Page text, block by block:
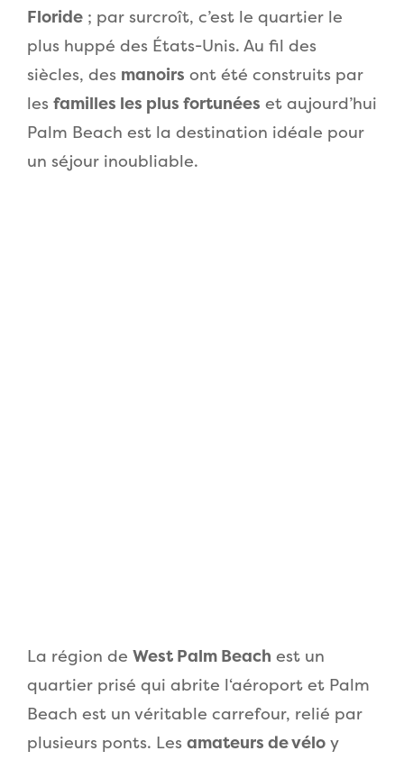
Floride ; par surcroît, c’est le quartier le
plus huppé des États-Unis. Au fil des
siècles, des manoirs ont été construits par
les familles les plus fortunées et aujourd’hui
Palm Beach est la destination idéale pour
un séjour inoubliable.
La région de West Palm Beach est un
quartier prisé qui abrite l‘aéroport et Palm
Beach est un véritable carrefour, relié par
plusieurs ponts. Les amateurs de vélo y